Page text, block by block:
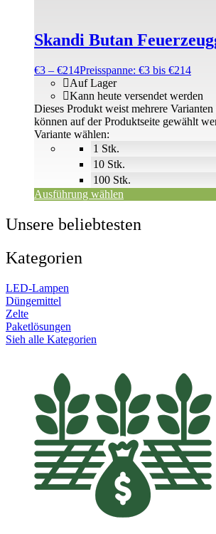
Skandi Butan
€3 – €214Preisspanne: €3 bis €214
1 Stk.
10 Stk.
100 Stk.
Auf Lager
Kann heute versendet werden
Variante wählen:
Ausführung wählen
Dieses Produkt weist mehrere
können auf der Produktseite gewählt
Unsere beliebtesten
Kategorien
LED-Lampen
Düngemittel
Zelte
Paketlösungen
Sieh alle Kategorien